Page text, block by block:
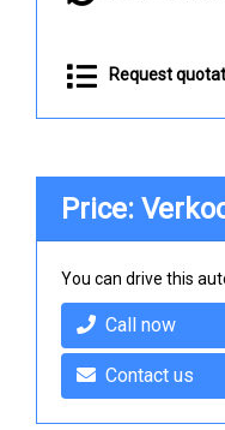
Request
Price:
You can drive this
Call now
Contact us